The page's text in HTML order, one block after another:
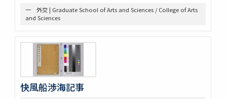
河船
三 絵図
第八部門 雑
二 陸戦
三 陰陽道等
参考資料
一 外交 | Graduate School of Arts and Sciences / College of Arts
and Sciences
快風船渉海記事